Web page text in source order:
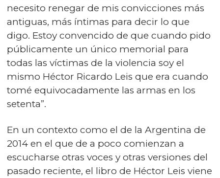
necesito renegar de mis convicciones más
antiguas, más íntimas para decir lo que
digo. Estoy convencido de que cuando pido
públicamente un único memorial para
todas las víctimas de la violencia soy el
mismo Héctor Ricardo Leis que era cuando
tomé equivocadamente las armas en los
setenta”.
En un contexto como el de la Argentina de
2014 en el que de a poco comienzan a
escucharse otras voces y otras versiones del
pasado reciente, el libro de Héctor Leis viene